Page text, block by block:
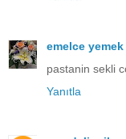
emelce yemek
pastanin sekli
Yanıtla